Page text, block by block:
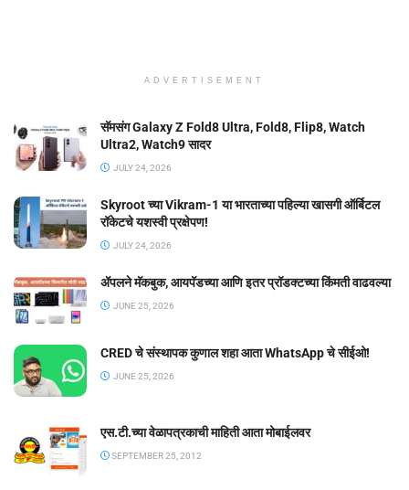
ADVERTISEMENT
सॅमसंग Galaxy Z Fold8 Ultra, Fold8, Flip8, Watch
Ultra2, Watch9 सादर
JULY 24, 2026
Skyroot च्या Vikram-1 या भारताच्या पहिल्या खासगी ऑर्बिटल
रॉकेटचे यशस्वी प्रक्षेपण!
JULY 24, 2026
ॲपलने मॅकबुक, आयपॅडच्या आणि इतर प्रॉडक्टच्या किंमती वाढवल्या
JUNE 25, 2026
CRED चे संस्थापक कुणाल शहा आता WhatsApp चे सीईओ!
JUNE 25, 2026
एस.टी.च्या वेळापत्रकाची माहिती आता मोबाईलवर
SEPTEMBER 25, 2012